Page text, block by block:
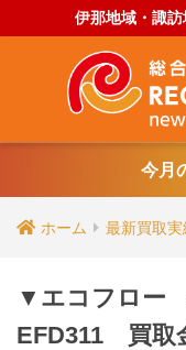
伊那地域・諏
今月
ホーム 最新買取実
▼エコフロー
EFD311 買取